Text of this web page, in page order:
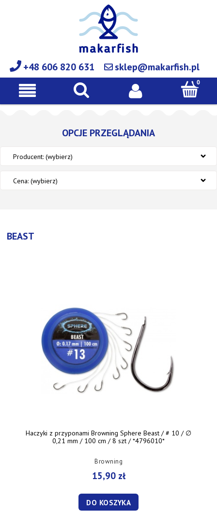
+48 606 820 631 sklep@makarfish.pl
OPCJE PRZEGLĄDANIA
Producent: (wybierz)
Cena: (wybierz)
BEAST
Haczyki z przyponami Browning Sphere Beast / # 10 / ∅
0,21 mm / 100 cm / 8 szt / *4796010*
Browning
15,90 zł
DO KOSZYKA